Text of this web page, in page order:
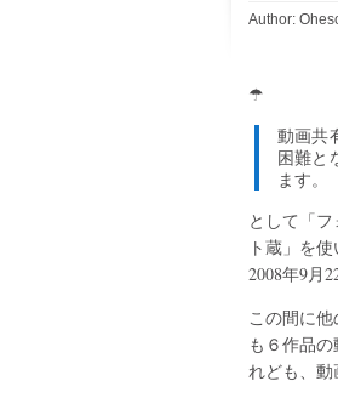
Author:
☂
動画共
困難と
ます。
として「
ト蔵」を
2008年9月
この間に
も６作品
れども、動